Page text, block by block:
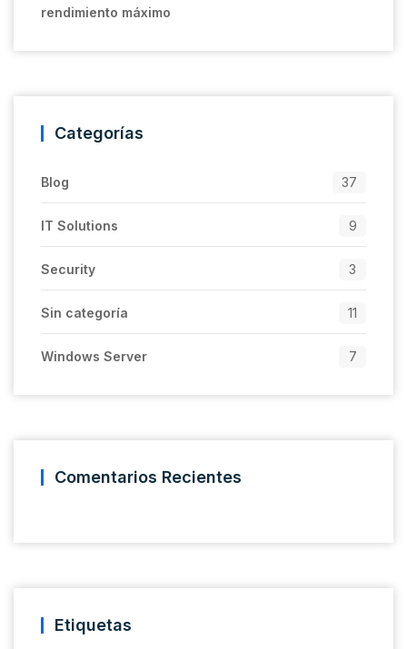
rendimiento máximo
Categorías
Blog 37
IT Solutions 9
Security 3
Sin categoría 11
Windows Server 7
Comentarios Recientes
Etiquetas